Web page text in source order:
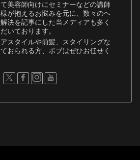
美容師向けにセミナーなどの講師
が抱えるお悩みを元に、数々のヘ
決を記事にした当メディアも多く
いております。
スタイルや前髪、スタイリングな
おられる方、ボブはぜひお任せく